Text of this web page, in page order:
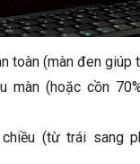
toàn (màn đen giúp
màn (hoặc cồn
chiều (từ trái sang